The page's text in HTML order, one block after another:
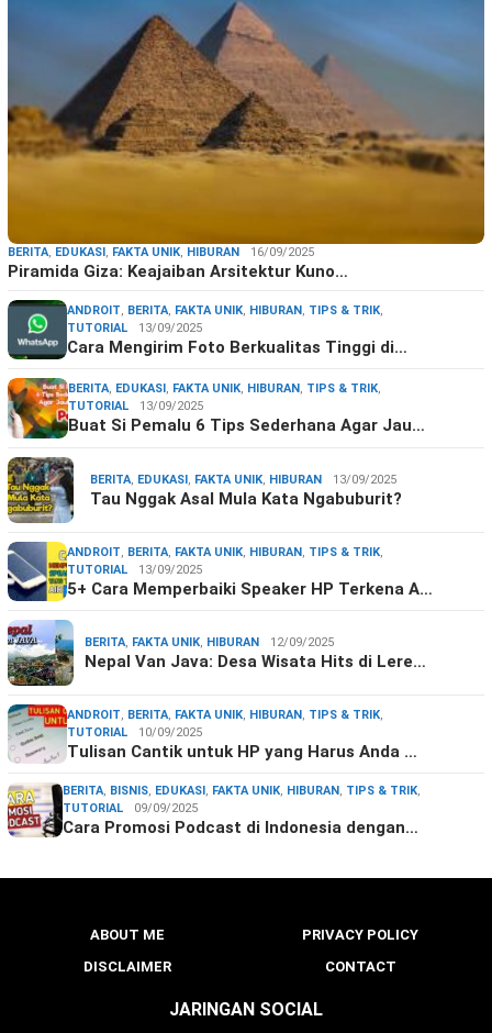
BERITA EDUKASI FAKTA UNIK HIBURAN 16/09/2025
Piramida Giza: Keajaiban Arsitektur Kuno…
ANDROIT BERITA FAKTA UNIK HIBURAN TIPS & TRIK
TUTORIAL
13/09/2025
Cara Mengirim Foto Berkualitas Tinggi di…
BERITA EDUKASI FAKTA UNIK HIBURAN TIPS & TRIK
TUTORIAL
13/09/2025
Buat Si Pemalu 6 Tips Sederhana Agar Jau…
BERITA EDUKASI FAKTA UNIK HIBURAN 13/09/2025
Tau Nggak Asal Mula Kata Ngabuburit?
ANDROIT BERITA FAKTA UNIK HIBURAN TIPS & TRIK
TUTORIAL
13/09/2025
5+ Cara Memperbaiki Speaker HP Terkena A…
BERITA FAKTA UNIK HIBURAN 12/09/2025
Nepal Van Java: Desa Wisata Hits di Lere…
ANDROIT BERITA FAKTA UNIK HIBURAN TIPS & TRIK
TUTORIAL
10/09/2025
Tulisan Cantik untuk HP yang Harus Anda …
BERITA BISNIS EDUKASI FAKTA UNIK HIBURAN TIPS & TRIK
TUTORIAL
09/09/2025
Cara Promosi Podcast di Indonesia dengan…
ABOUT ME
PRIVACY POLICY
DISCLAIMER
CONTACT
JARINGAN SOCIAL